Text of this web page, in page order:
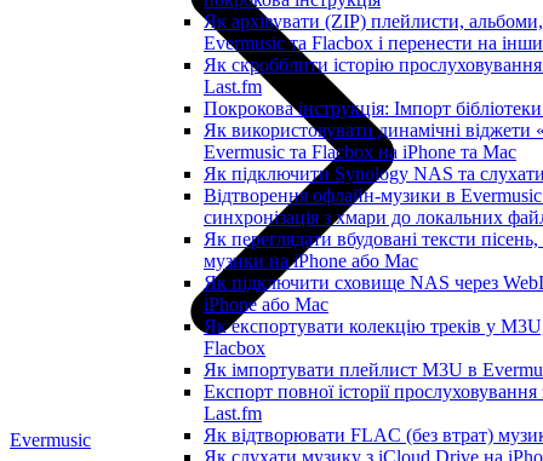
Як архівувати (ZIP) плейлисти,
Evermusic та Flacbox і перенести на
Як скробблити історію
Last.fm
Покрокова інструкція: Імпорт
Як використовувати динамічні віджети
Evermusic та Flacbox на iPhone та Mac
Як підключити Synology NAS та
Відтворення офлайн-музики в
синхронізація з хмари до локальних
Як переглядати вбудовані тексти
музики на iPhone або Mac
Як підключити сховище NAS через
iPhone або Mac
Як експортувати колекцію треків у
Flacbox
Як імпортувати плейлист M3U в
Експорт повної історії
Last.fm
Як відтворювати FLAC (без втрат)
Як слухати музику з iCloud Drive на
Evermusic